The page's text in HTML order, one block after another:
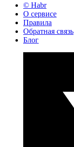
© Habr
О сервисе
Правила
Обратная связь
Блог